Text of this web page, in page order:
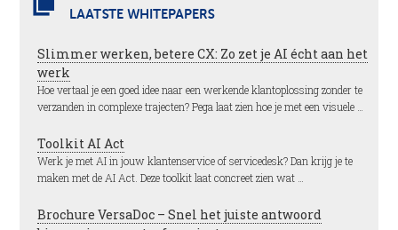
LAATSTE WHITEPAPERS
Slimmer werken, betere CX: Zo zet je AI écht aan het
werk
Hoe vertaal je een goed idee naar een werkende klantoplossing zonder te
verzanden in complexe trajecten? Pega laat zien hoe je met een visuele …
Toolkit AI Act
Werk je met AI in jouw klantenservice of servicedesk? Dan krijg je te
maken met de AI Act. Deze toolkit laat concreet zien wat …
Brochure VersaDoc – Snel het juiste antwoord